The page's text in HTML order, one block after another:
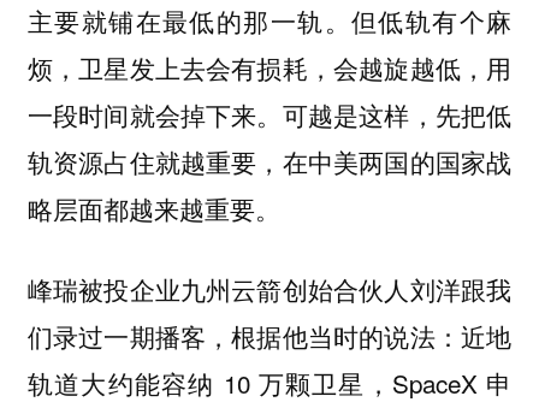
主要就铺在最低的那一轨。但低轨有个麻
烦，卫星发上去会有损耗，会越旋越低，用
一段时间就会掉下来。可越是这样，先把低
轨资源占住就越重要，在中美两国的国家战
略层面都越来越重要。
峰瑞被投企业九州云箭创始合伙人刘洋跟我
们录过一期播客，根据他当时的说法：近地
轨道大约能容纳 10 万颗卫星，SpaceX 申